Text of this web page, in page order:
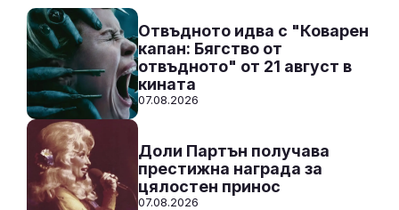
СЛУШАЙ
Отвъдното идва с "Коварен
капан: Бягство от
отвъдното" от 21 август в
кината
07.08.2026
Доли Партън получава
престижна награда за
цялостен принос
07.08.2026